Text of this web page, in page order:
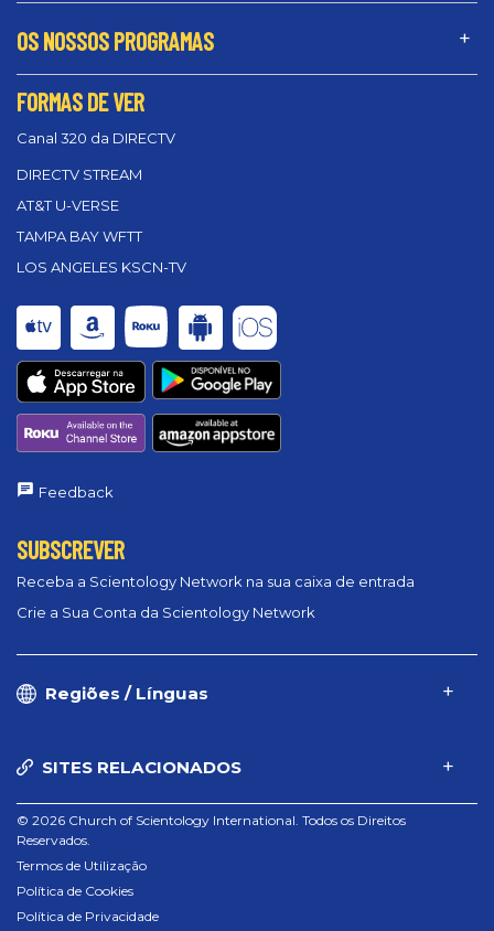
OS NOSSOS PROGRAMAS
FORMAS DE VER
Canal 320 da DIRECTV
DIRECTV STREAM
AT&T U-VERSE
TAMPA BAY WFTT
LOS ANGELES KSCN-TV
Feedback
SUBSCREVER
Receba a Scientology Network na sua caixa de entrada
Crie a Sua Conta da Scientology Network
Regiões / Línguas
SITES RELACIONADOS
© 2026 Church of Scientology International. Todos os Direitos
Reservados.
Termos de Utilização
Política de Cookies
Política de Privacidade